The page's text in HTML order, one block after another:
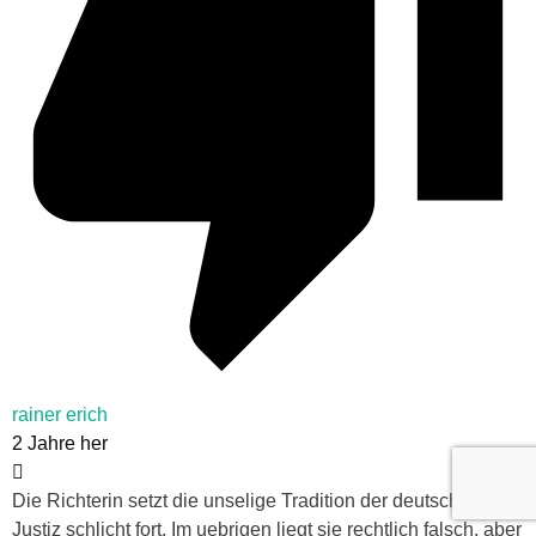
rainer erich
2 Jahre her
Die Richterin setzt die unselige Tradition der deutschen
Justiz schlicht fort. Im uebrigen liegt sie rechtlich falsch, aber